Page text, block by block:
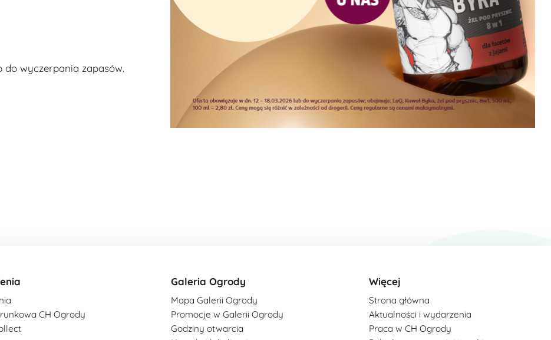
wyczerpania zapasów.
CH Ogrody
Galeria Ogrody
Mapa Galerii Ogrody
Promocje w Galerii Ogrody
Godziny otwarcia
Więcej
Strona główna
Aktualności i wydarzenia
Praca w CH Ogrody